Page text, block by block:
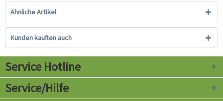
Ähnliche Artikel
Kunden kauften auch
Service Hotline
Service/Hilfe